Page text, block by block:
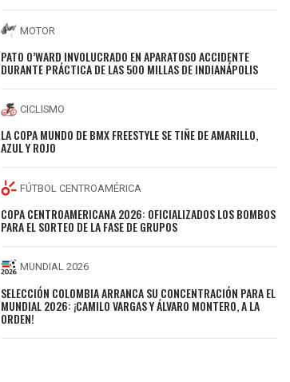
MOTOR
PATO O’WARD INVOLUCRADO EN APARATOSO ACCIDENTE
DURANTE PRÁCTICA DE LAS 500 MILLAS DE INDIANÁPOLIS
CICLISMO
LA COPA MUNDO DE BMX FREESTYLE SE TIÑE DE AMARILLO,
AZUL Y ROJO
FÚTBOL CENTROAMÉRICA
COPA CENTROAMERICANA 2026: OFICIALIZADOS LOS BOMBOS
PARA EL SORTEO DE LA FASE DE GRUPOS
MUNDIAL 2026
SELECCIÓN COLOMBIA ARRANCA SU CONCENTRACIÓN PARA EL
MUNDIAL 2026: ¡CAMILO VARGAS Y ÁLVARO MONTERO, A LA
ORDEN!